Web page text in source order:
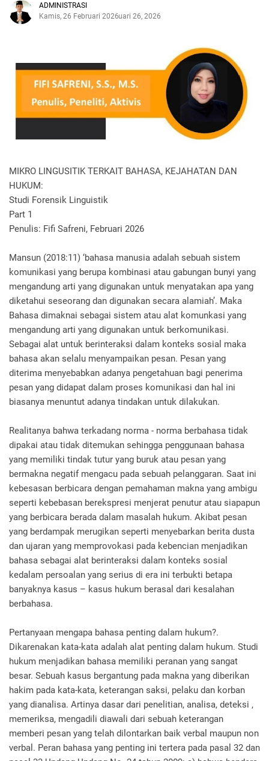
ADMINISTRASI
Kamis, 26 Februari 2026Februari 26, 2026
MIKRO LINGUSITIK TERKAIT BAHASA, KEJAHATAN DAN
HUKUM:
Studi Forensik Linguistik
Part 1
Penulis: Fifi Safreni, Februari 2026
Mansun (2018:11) ‘bahasa manusia adalah sebuah sistem
komunikasi yang berupa kombinasi atau gabungan bunyi yang
mengandung arti yang digunakan untuk menyatakan apa yang
diketahui seseorang dan digunakan secara alamiah’. Maka
Bahasa dimaknai sebagai sistem atau alat komunkasi yang
mengandung arti yang digunakan untuk berkomunikasi.
Sebagai alat untuk berinteraksi dalam konteks sosial maka
bahasa akan selalu menyampaikan pesan. Pesan yang
diterima menyebabkan adanya pengetahuan bagi penerima
pesan yang didapat dalam proses komunikasi dan hal ini
biasanya menuntut adanya tindakan untuk dilakukan.
Realitanya bahwa terkadang norma - norma berbahasa tidak
dipakai atau tidak ditemukan sehingga penggunaan bahasa
yang memiliki tindak tutur yang buruk atau pesan yang
bermakna negatif mengacu pada sebuah pelanggaran. Saat ini
kebesasan berbicara dengan pemahaman makna yang ambigu
seperti kebebasan berekspresi menjerat penutur atau siapapun
yang berbicara berada dalam masalah hukum. Akibat pesan
yang berdampak merugikan seperti menyebarkan berita dusta
dan ujaran yang memprovokasi pada kebencian menjadikan
bahasa sebagai alat berinteraksi dalam konteks sosial
kedalam persoalan yang serius di era ini terbukti betapa
banyaknya kasus – kasus hukum berasal dari kesalahan
berbahasa.
Pertanyaan mengapa bahasa penting dalam hukum?.
Dikarenakan kata-kata adalah alat penting dalam hukum. Studi
hukum menjadikan bahasa memiliki peranan yang sangat
besar. Sebuah kasus bergantung pada makna yang diberikan
hakim pada kata-kata, keterangan saksi, pelaku dan korban
yang dianalisa. Artinya dasar dari penelitian, analisa, deteksi ,
memeriksa, mengadili diawali dari sebuah keterangan
memberi pesan yang telah dilontarkan baik verbal maupun non
verbal. Peran bahasa yang penting ini tertera pada pasal 32 dan